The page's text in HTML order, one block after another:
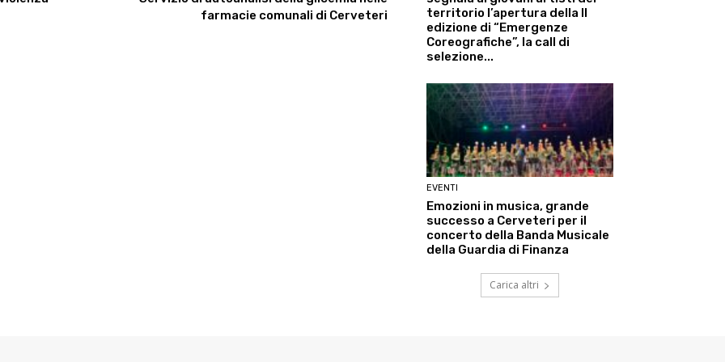
farmacie comunali di Cerveteri
territorio l’apertura della II
edizione di “Emergenze
Coreografiche”, la call di
selezione...
EVENTI
Emozioni in musica, grande
successo a Cerveteri per il
concerto della Banda Musicale
della Guardia di Finanza
Carica altri